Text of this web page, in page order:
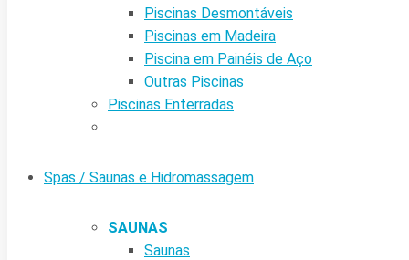
Piscinas Desmontáveis
Piscinas em Madeira
Piscina em Painéis de Aço
Outras Piscinas
Piscinas Enterradas
Spas / Saunas e Hidromassagem
SAUNAS
Saunas